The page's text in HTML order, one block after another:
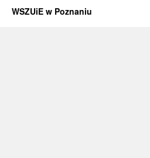
WSZUiE w Poznaniu